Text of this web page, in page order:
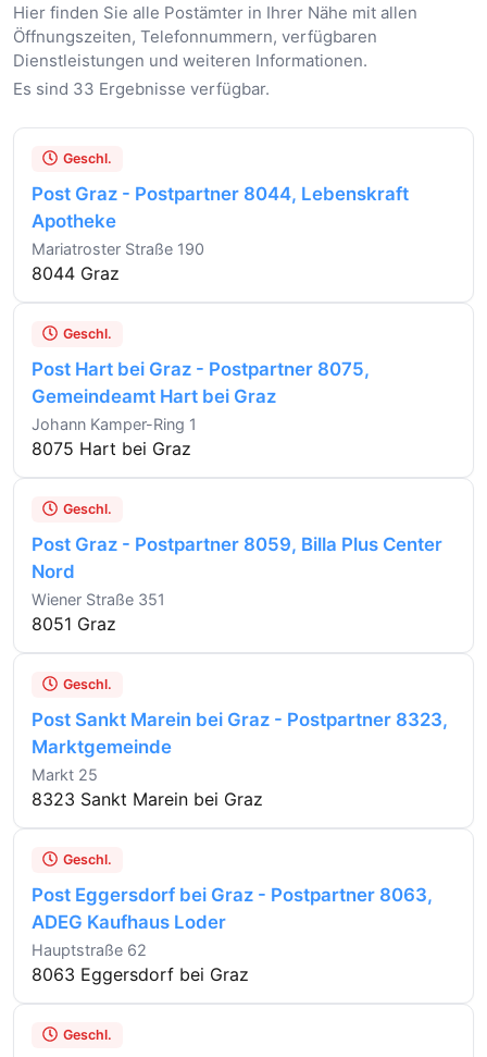
Hier finden Sie alle Postämter in Ihrer Nähe mit allen
Öffnungszeiten, Telefonnummern, verfügbaren
Dienstleistungen und weiteren Informationen.
Es sind 33 Ergebnisse verfügbar.
Geschl.
Post Graz - Postpartner 8044, Lebenskraft
Apotheke
Mariatroster Straße 190
8044 Graz
Geschl.
Post Hart bei Graz - Postpartner 8075,
Gemeindeamt Hart bei Graz
Johann Kamper-Ring 1
8075 Hart bei Graz
Geschl.
Post Graz - Postpartner 8059, Billa Plus Center
Nord
Wiener Straße 351
8051 Graz
Geschl.
Post Sankt Marein bei Graz - Postpartner 8323,
Marktgemeinde
Markt 25
8323 Sankt Marein bei Graz
Geschl.
Post Eggersdorf bei Graz - Postpartner 8063,
ADEG Kaufhaus Loder
Hauptstraße 62
8063 Eggersdorf bei Graz
Geschl.